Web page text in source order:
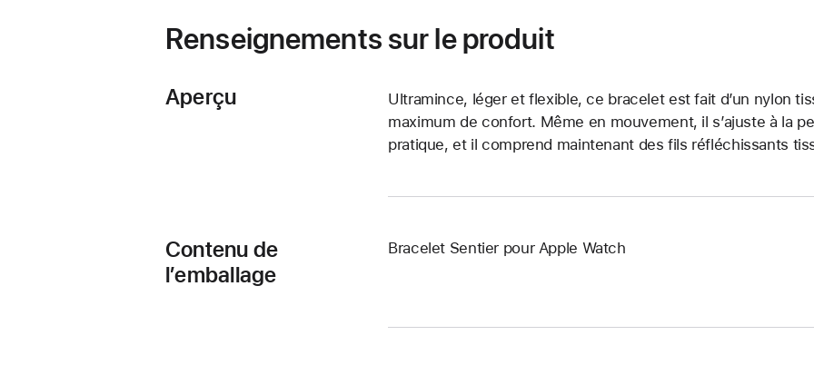
Renseignements sur le produit
Aperçu
Ultramince, léger et flexible, ce bracelet est fait d’un nylon
maximum de confort. Même en mouvement, il s’ajuste à la
pratique, et il comprend maintenant des fils réfléchissants
Contenu de
l’emballage
Bracelet Sentier pour Apple Watch